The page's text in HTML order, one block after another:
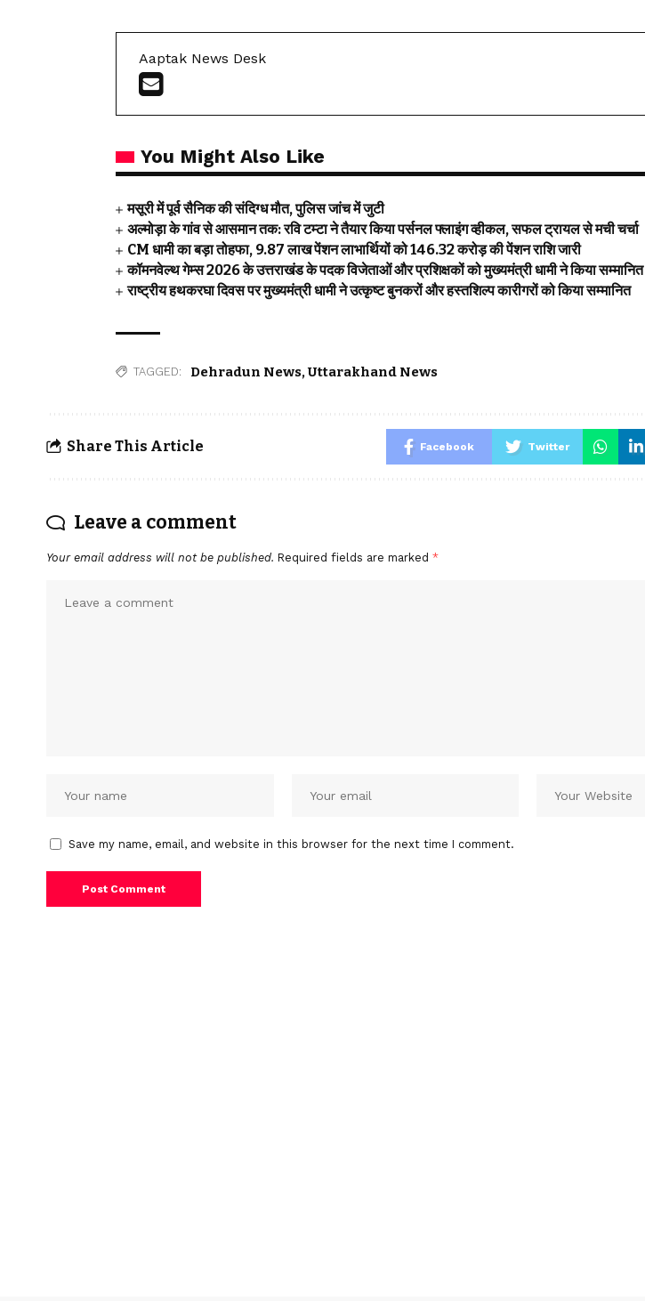
Aaptak News Desk
You Might Also Like
मसूरी में पूर्व सैनिक की संदिग्ध मौत, पुलिस जांच में जुटी
अल्मोड़ा के गांव से आसमान तक: रवि टम्टा ने तैयार किया पर्सनल फ्लाइंग व्हीकल, सफल ट्रायल से मची चर्चा
CM धामी का बड़ा तोहफा, 9.87 लाख पेंशन लाभार्थियों को ₹146.32 करोड़ की पेंशन राशि जारी
कॉमनवेल्थ गेम्स 2026 के उत्तराखंड के पदक विजेताओं और प्रशिक्षकों को मुख्यमंत्री धामी ने किया सम्मानित
राष्ट्रीय हथकरघा दिवस पर मुख्यमंत्री धामी ने उत्कृष्ट बुनकरों और हस्तशिल्प कारीगरों को किया सम्मानित
TAGGED: Dehradun News,Uttarakhand News
Share This Article Facebook Twitter
Leave a comment
Your email address will not be published. Required fields are marked *
Save my name, email, and website in this browser for the next time I comment.